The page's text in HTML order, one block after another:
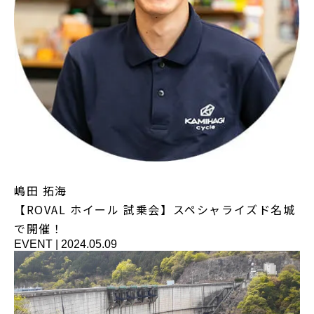
嶋田 拓海
【ROVAL ホイール 試乗会】スペシャライズド名城
で開催！
EVENT 2024.05.09